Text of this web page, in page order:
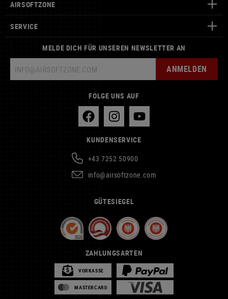
AIRSOFTZONE
SERVICE
MELDE DICH FÜR UNSEREN NEWSLETTER AN
ANMELDEN
FOLGE UNS AUF
KUNDENSERVICE
+43 7252 50900
info@airsoftzone.com
GÜTESIEGEL
ZAHLUNGSARTEN
VORKASSE
MASTERCARD